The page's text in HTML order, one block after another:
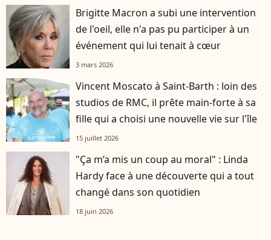
Brigitte Macron a subi une intervention
de l'oeil, elle n'a pas pu participer à un
événement qui lui tenait à cœur
3 mars 2026
Vincent Moscato à Saint-Barth : loin des
studios de RMC, il prête main-forte à sa
fille qui a choisi une nouvelle vie sur l'île
15 juillet 2026
"Ça m’a mis un coup au moral" : Linda
Hardy face à une découverte qui a tout
changé dans son quotidien
18 juin 2026